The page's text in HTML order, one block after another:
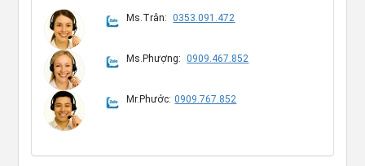
Ms.Trân: 0353.091.472
Ms.Phượng: 0909.467.852
Mr.Phước: 0909.767.852